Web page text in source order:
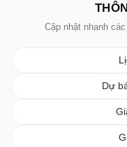
Cập nhật nhanh
Dự